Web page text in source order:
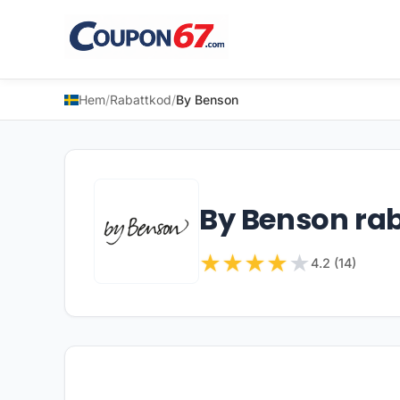
Hem/Rabattkod/By Benson
By Benson
★★★★★4.2 (14)